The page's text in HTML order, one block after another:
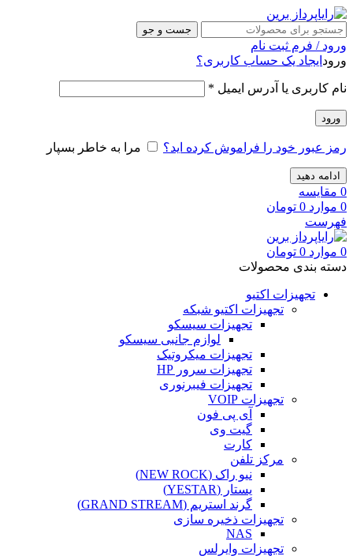
جست و جو
ورود / فرم ثبت نام
ورود ایجاد یک حساب کاربری؟
نام کاربری یا آدرس ایمیل *
ورود
رمز عبور خود را فراموش کرده اید؟ مرا به خاطر بسپار
ادامه دهید
0 مقایسه
0 موارد 0 تومان
فهرست
0 موارد 0 تومان
دسته بندی محصولات
تجهیزات اکتیو
تجهیزات اکتیو شبکه
تجهیزات سیسکو
لوازم جانبی سیسکو
تجهیزات میکروتیک
تجهیزات سرور HP
تجهیزات فیبرنوری
تجهیزات VOIP
آی پی فون
گیت وی
کارت
مرکز تلفن
نیو راک (NEW ROCK)
یستار (YESTAR)
گرند استریم (GRAND STREAM)
تجهیزات ذخیره سازی
NAS
تجهیزات وایرلس